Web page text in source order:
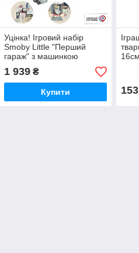
Уцінка! Ігровий набiр
Smoby Little "Перший
гараж" з машинкою
(7600140202)
1 939₴
Купити 153